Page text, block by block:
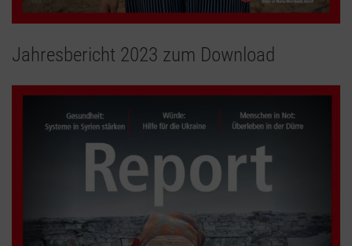
Jahresbericht 2023 zum Download